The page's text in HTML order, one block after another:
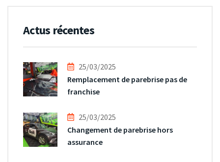
Actus récentes
25/03/2025
Remplacement de parebrise pas de
franchise
25/03/2025
Changement de parebrise hors
assurance